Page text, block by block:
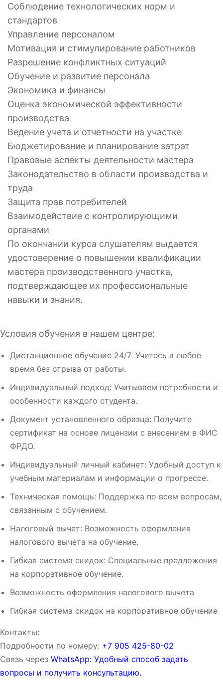
Соблюдение технологических норм и
стандартов
Управление персоналом
Мотивация и стимулирование работников
Разрешение конфликтных ситуаций
Обучение и развитие персонала
Экономика и финансы
Оценка экономической эффективности
производства
Ведение учета и отчетности на участке
Бюджетирование и планирование затрат
Правовые аспекты деятельности мастера
Законодательство в области производства и
труда
Защита прав потребителей
Взаимодействие с контролирующими
органами
По окончании курса слушателям выдается
удостоверение о повышении квалификации
мастера производственного участка,
подтверждающее их профессиональные
навыки и знания.
Условия обучения в нашем центре:
Дистанционное обучение 24/7: Учитесь в любое
время без отрыва от работы.
Индивидуальный подход: Учитываем потребности и
особенности каждого студента.
Документ установленного образца: Получите
сертификат на основе лицензии с внесением в ФИС
ФРДО.
Индивидуальный личный кабинет: Удобный доступ к
учебным материалам и информации о прогрессе.
Техническая помощь: Поддержка по всем вопросам,
связанным с обучением.
Налоговый вычет: Возможность оформления
налогового вычета на обучение.
Гибкая система скидок: Специальные предложения
на корпоративное обучение.
Возможность оформления налогового вычета
Гибкая система скидок на корпоративное обучение
Контакты:
Подробности по номеру: ‪‪+7 905 425-80-02‬‬
Связь через WhatsApp: Удобный способ задать
вопросы и получить консультацию.